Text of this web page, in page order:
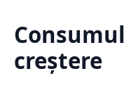
creștere